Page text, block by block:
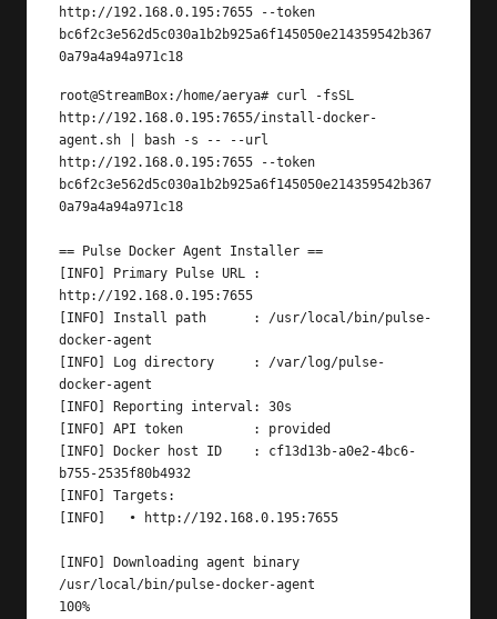
http://192.168.0.195:7655 --token
bc6f2c3e562d5c030a1b2b925a6f145050e214359542b367
0a79a4a94a971c18
root@StreamBox:/home/aerya# curl -fsSL
http://192.168.0.195:7655/install-docker-
agent.sh | bash -s -- --url
http://192.168.0.195:7655 --token
bc6f2c3e562d5c030a1b2b925a6f145050e214359542b367
0a79a4a94a971c18
== Pulse Docker Agent Installer ==
[INFO] Primary Pulse URL :
http://192.168.0.195:7655
[INFO] Install path      : /usr/local/bin/pulse-
docker-agent
[INFO] Log directory     : /var/log/pulse-
docker-agent
[INFO] Reporting interval: 30s
[INFO] API token         : provided
[INFO] Docker host ID    : cf13d13b-a0e2-4bc6-
b755-2535f80b4932
[INFO] Targets:
[INFO]   • http://192.168.0.195:7655
[INFO] Downloading agent binary
/usr/local/bin/pulse-docker-agent
100%